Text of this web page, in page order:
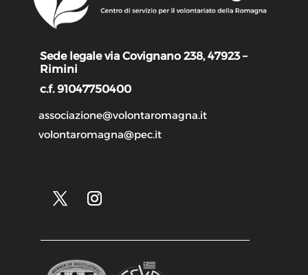
Sede legale via Covignano 238, 47923 –
Rimini
c.f. 91047750400
associazione@volontaromagna.it
volontaromagna@pec.it